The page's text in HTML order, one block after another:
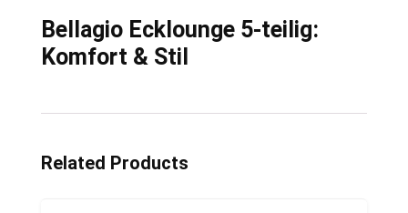
Bellagio Ecklounge 5-teilig:
Komfort & Stil
Related Products